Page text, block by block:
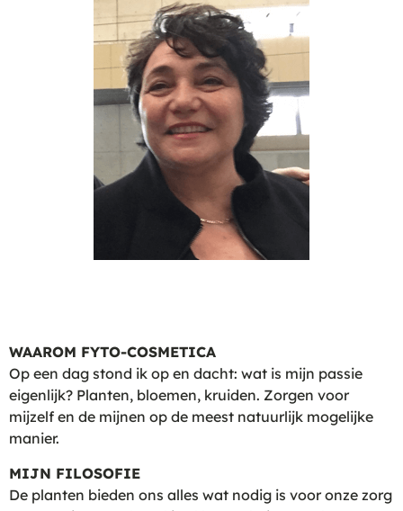
WAAROM FYTO-COSMETICA
Op een dag stond ik op en dacht: wat is mijn passie
eigenlijk? Planten, bloemen, kruiden. Zorgen voor
mijzelf en de mijnen op de meest natuurlijk mogelijke
manier.
MIJN FILOSOFIE
De planten bieden ons alles wat nodig is voor onze zorg